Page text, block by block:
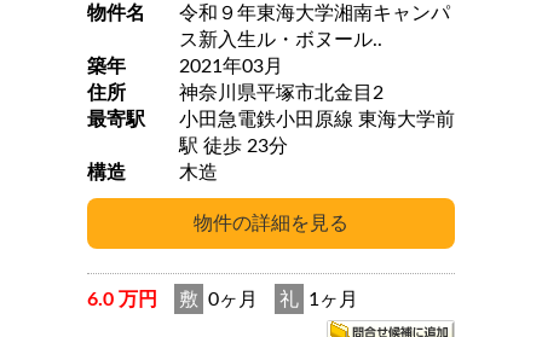
物件名
令和９年東海大学湘南キャンパ
ス新入生ル・ボヌール..
築年
2021年03月
住所
神奈川県平塚市北金目2
最寄駅
小田急電鉄小田原線 東海大学前
駅 徒歩 23分
構造
木造
6.0 万円 敷 0ヶ月 礼 1ヶ月